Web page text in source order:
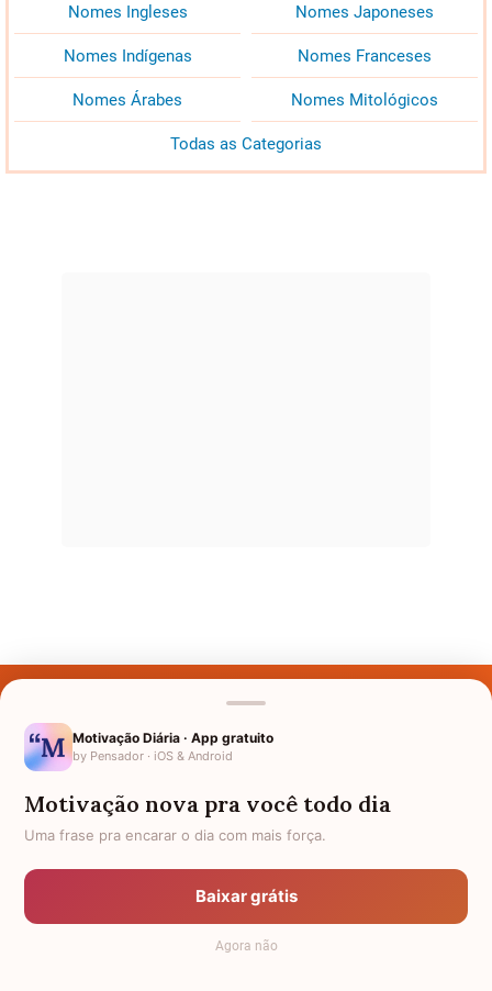
Nomes Ingleses Nomes Japoneses
Nomes Indígenas Nomes Franceses
Nomes Árabes Nomes Mitológicos
Todas as Categorias
Nomes pelo Mundo
Política de Privacidade
Anuncie
Termos de Uso
Motivação Diária · App gratuito
by Pensador · iOS & Android
Motivação nova pra você todo dia
Uma frase pra encarar o dia com mais força.
Baixar grátis
Agora não